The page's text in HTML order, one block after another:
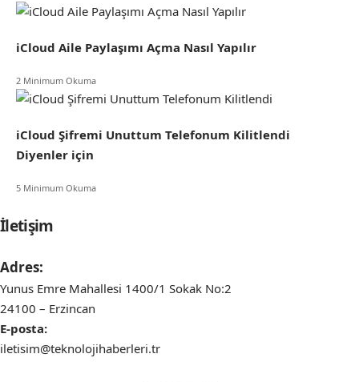
iCloud Aile Paylaşımı Açma Nasıl Yapılır
2 Minimum Okuma
iCloud Şifremi Unuttum Telefonum Kilitlendi
Diyenler için
5 Minimum Okuma
İletişim
Adres:
Yunus Emre Mahallesi 1400/1 Sokak No:2
24100 – Erzincan
E-posta:
iletisim@teknolojihaberleri.tr